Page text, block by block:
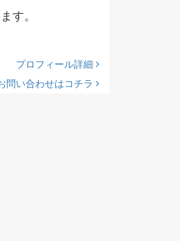
す。
プロフィール詳細
問い合わせはコチラ